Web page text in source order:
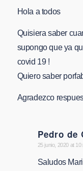
Hola a todos
Quisiera saber
supongo que ya
covid 19 !
Quiero saber
Agradezco
Pedro de
says:
25 junio, 2020 at
Saludos